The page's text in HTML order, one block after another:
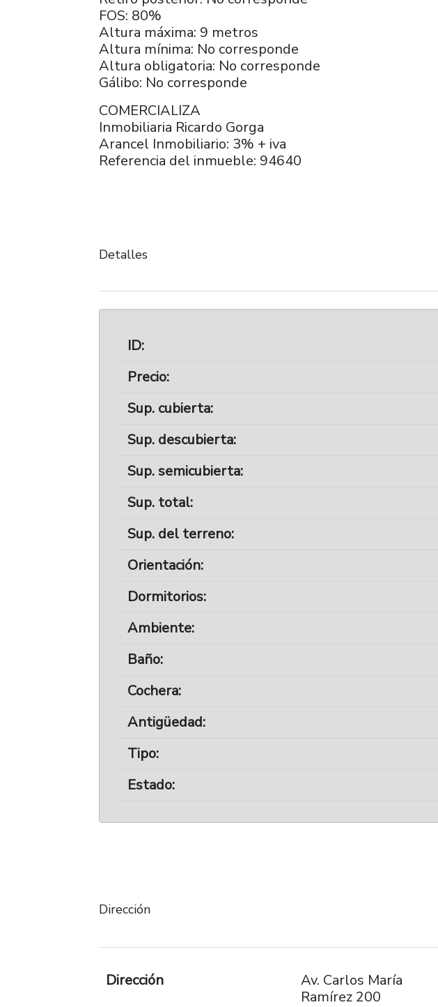
FOS: 80%
Altura máxima: 9 metros
Altura mínima: No corresponde
Altura obligatoria: No corresponde
Gálibo: No corresponde
COMERCIALIZA
Inmobiliaria Ricardo Gorga
Arancel Inmobiliario: 3% + iva
Referencia del inmueble: 94640
Detalles
ID:
Precio:
Sup. cubierta:
Sup. descubierta:
Sup. semicubierta:
Sup. total:
Sup. del terreno:
Orientación:
Dormitorios:
Ambiente:
Baño:
Cochera:
Antigüedad:
Tipo:
Estado:
Dirección
Dirección
Av. Carlos María
Ramírez 200